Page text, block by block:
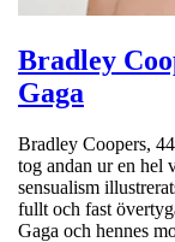
Bradley
Gaga
Bradley Coopers,
tog andan ur en hel
sensualism
fullt och fast
Gaga och hennes